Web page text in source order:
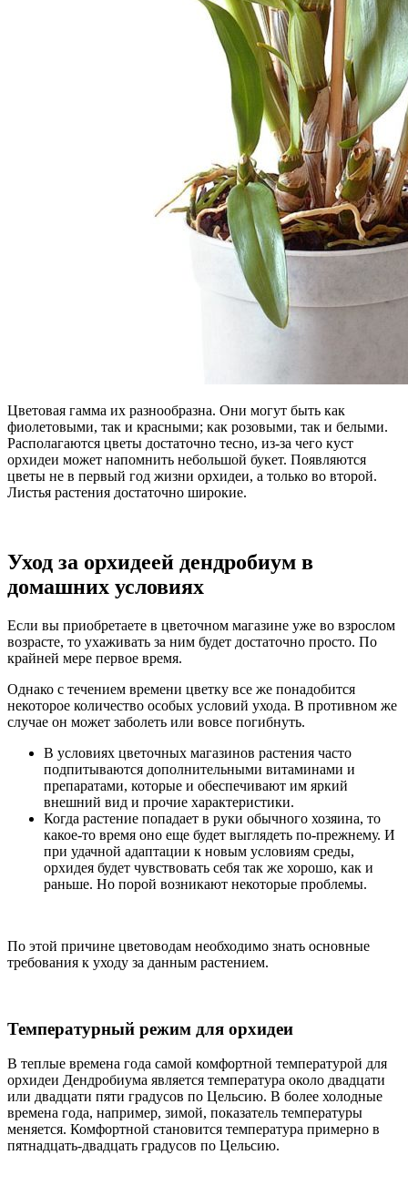
Цветовая гамма их разнообразна. Они могут быть как
фиолетовыми, так и красными; как розовыми, так и белыми.
Располагаются цветы достаточно тесно, из-за чего куст
орхидеи может напомнить небольшой букет. Появляются
цветы не в первый год жизни орхидеи, а только во второй.
Листья растения достаточно широкие.
Уход за орхидеей дендробиум в
домашних условиях
Если вы приобретаете в цветочном магазине уже во взрослом
возрасте, то ухаживать за ним будет достаточно просто. По
крайней мере первое время.
Однако с течением времени цветку все же понадобится
некоторое количество особых условий ухода. В противном же
случае он может заболеть или вовсе погибнуть.
В условиях цветочных магазинов растения часто
подпитываются дополнительными витаминами и
препаратами, которые и обеспечивают им яркий
внешний вид и прочие характеристики.
Когда растение попадает в руки обычного хозяина, то
какое-то время оно еще будет выглядеть по-прежнему. И
при удачной адаптации к новым условиям среды,
орхидея будет чувствовать себя так же хорошо, как и
раньше. Но порой возникают некоторые проблемы.
По этой причине цветоводам необходимо знать основные
требования к уходу за данным растением.
Температурный режим для орхидеи
В теплые времена года самой комфортной температурой для
орхидеи Дендробиума является температура около двадцати
или двадцати пяти градусов по Цельсию. В более холодные
времена года, например, зимой, показатель температуры
меняется. Комфортной становится температура примерно в
пятнадцать-двадцать градусов по Цельсию.